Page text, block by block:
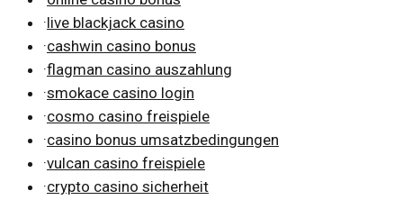
·live blackjack casino
·cashwin casino bonus
·flagman casino auszahlung
·smokace casino login
·cosmo casino freispiele
·casino bonus umsatzbedingungen
·vulcan casino freispiele
·crypto casino sicherheit